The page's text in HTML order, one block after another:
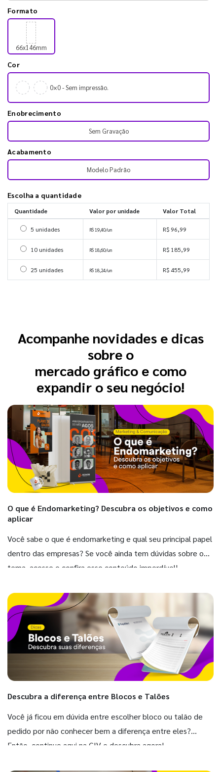
Formato
66x146mm
Cor
0×0 - Sem impressão.
Enobrecimento
Sem Gravação
Acabamento
Modelo Padrão
Escolha a quantidade
Quantidade Valor por unidade Valor Total
Selecionar 5 unidades
5 unidades R$ 19,40/un R$ 96,99
Selecionar 10 unidades
10 unidades R$ 18,60/un R$ 185,99
Selecionar 25 unidades
25 unidades R$ 18,24/un R$ 455,99
Acompanhe novidades e dicas
sobre o
mercado gráfico e como
expandir o seu negócio!
O que é Endomarketing? Descubra os objetivos e como
aplicar
Você sabe o que é endomarketing e qual seu principal papel
dentro das empresas? Se você ainda tem dúvidas sobre o
tema, acesse e confira esse conteúdo imperdível!
Descubra a diferença entre Blocos e Talões
Você já ficou em dúvida entre escolher bloco ou talão de
pedido por não conhecer bem a diferença entre eles?
Então, continue aqui na GIV e descubra agora!